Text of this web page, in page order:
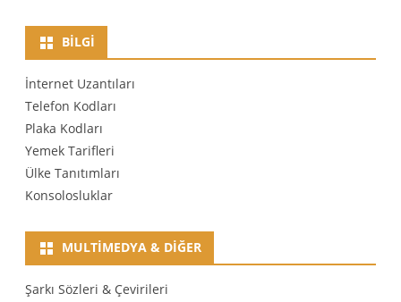
BILGI
İnternet Uzantıları
Telefon Kodları
Plaka Kodları
Yemek Tarifleri
Ülke Tanıtımları
Konsolosluklar
MULTIMEDYA & DIĞER
Şarkı Sözleri & Çevirileri